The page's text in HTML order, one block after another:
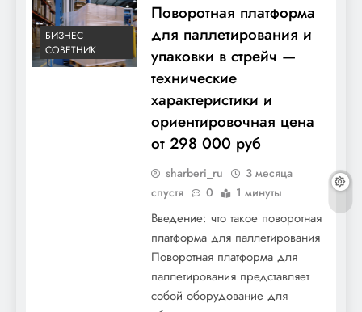
БИЗНЕС
СОВЕТНИК
Поворотная платформа
для паллетирования и
упаковки в стрейч —
технические
характеристики и
ориентировочная цена
от 298 000 руб
sharberi_ru
3 месяца
спустя
0 1 минуты
Введение: что такое поворотная
платформа для паллетирования
Поворотная платформа для
паллетирования представляет
собой оборудование для